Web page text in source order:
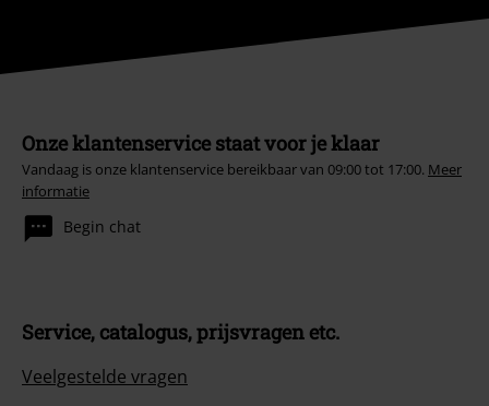
Onze klantenservice staat voor je klaar
Vandaag is onze klantenservice bereikbaar van 09:00 tot 17:00. Meer
informatie
Begin chat
Service, catalogus, prijsvragen etc.
Veelgestelde vragen